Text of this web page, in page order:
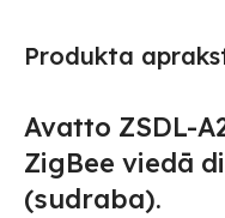
Produkta
Avatto ZSDL-
ZigBee viedā
(sudraba).